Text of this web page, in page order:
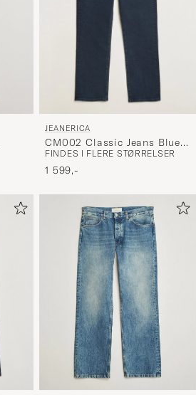
JEANERICA
CM002 Classic Jeans Blue
Black
FINDES I FLERE STØRRELSER
1 599,-